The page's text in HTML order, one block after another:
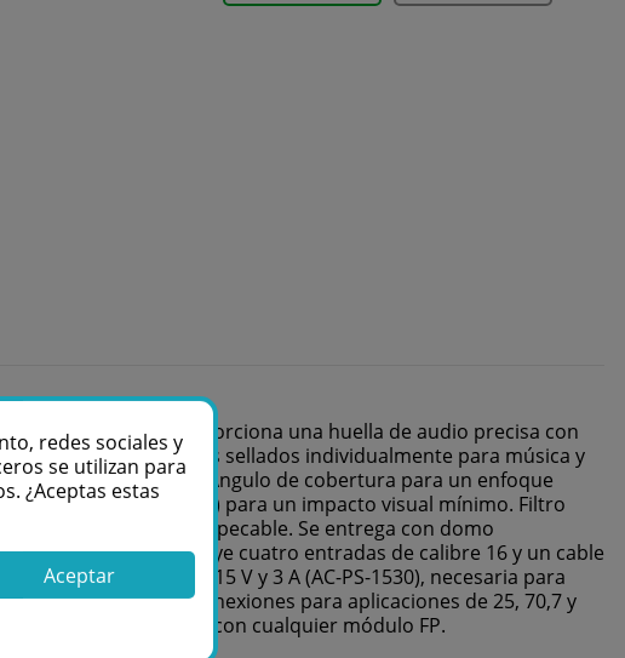
Parabolic ™ proporciona una huella de audio precisa con
en compartimentos sellados individualmente para música y
precisa. Estrecho 30Ángulo de cobertura para un enfoque
mm (20,25 pulg.) para un impacto visual mínimo. Filtro
y de aspecto impecable. Se entrega con domo
m (15 pies) que incluye cuatro entradas de calibre 16 y un cable
opcional de 15 V y 3 A (AC-PS-1530), necesaria para
con caja de conexiones para aplicaciones de 25, 70,7 y
RDT) para usar con cualquier módulo FP.
redes sociales y
se utilizan para
¿Aceptas estas
Aceptar